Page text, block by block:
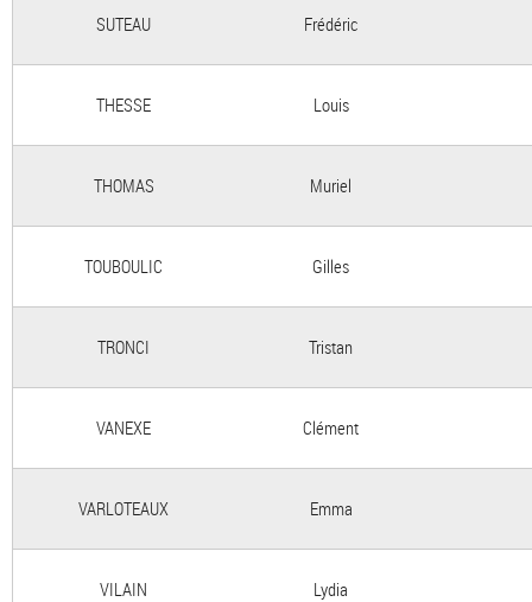
SUTEAU Frédéric
THESSE Louis
THOMAS Muriel
TOUBOULIC Gilles
TRONCI Tristan
VANEXE Clément
VARLOTEAUX Emma
VILAIN Lydia